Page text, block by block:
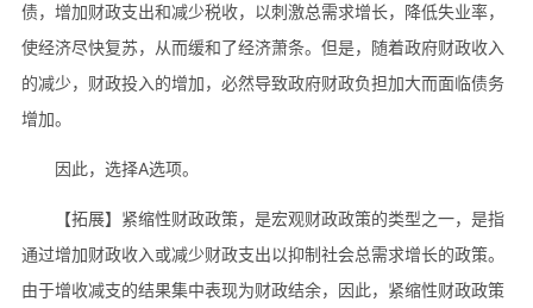
债，增加财政支出和减少税收，以刺激总需求增长，降低失业率，
使经济尽快复苏，从而缓和了经济萧条。但是，随着政府财政收入
的减少，财政投入的增加，必然导致政府财政负担加大而面临债务
增加。
因此，选择A选项。
【拓展】紧缩性财政政策，是宏观财政政策的类型之一，是指
通过增加财政收入或减少财政支出以抑制社会总需求增长的政策。
由于增收减支的结果集中表现为财政结余，因此，紧缩性财政政策